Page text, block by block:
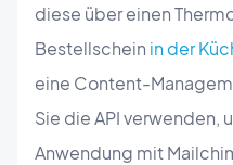
diese über einen
Bestellschein in der
eine Content-
Sie die API verwenden,
Anwendung mit